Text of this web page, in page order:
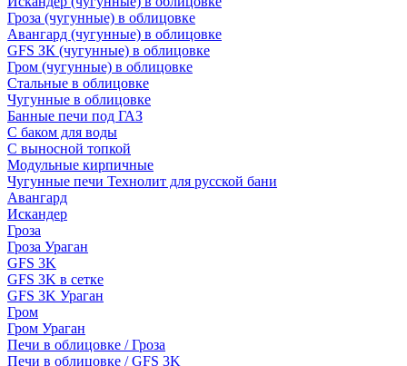
Гроза (чугунные) в облицовке
Авангард (чугунные) в облицовке
GFS ЗК (чугунные) в облицовке
Гром (чугунные) в облицовке
Стальные в облицовке
Чугунные в облицовке
Банные печи под ГАЗ
С баком для воды
С выносной топкой
Модульные кирпичные
Чугунные печи Технолит для русской бани
Авангард
Искандер
Гроза
Гроза Ураган
GFS 3K
GFS 3K в сетке
GFS 3K Ураган
Гром
Гром Ураган
Печи в облицовке / Гроза
Печи в облицовке / GFS 3K